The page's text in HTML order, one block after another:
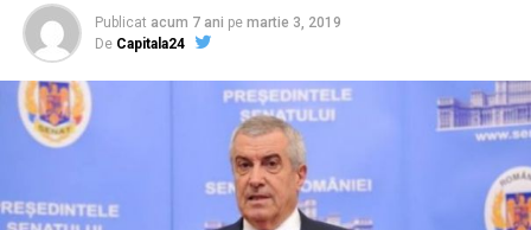
Publicat acum 7 ani pe martie 3, 2019
De Capitala24